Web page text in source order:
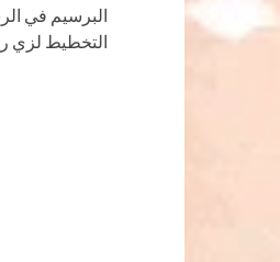
البرسيم في
التخطيط لزي